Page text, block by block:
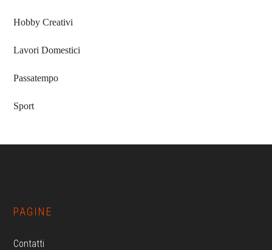
Hobby Creativi
Lavori Domestici
Passatempo
Sport
PAGINE
Contatti